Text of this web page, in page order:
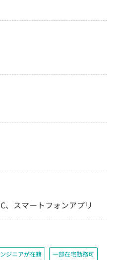
、スマートフォンアプリ
ジニアが在籍 一部在宅勤務可